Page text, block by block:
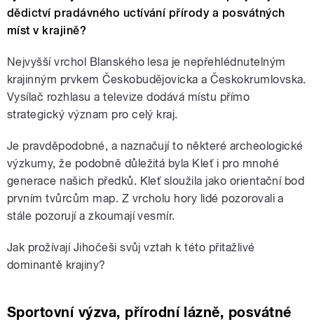
dědictví pradávného uctívání přírody a posvátných
míst v krajině?
Nejvyšší vrchol Blanského lesa je nepřehlédnutelným
krajinným prvkem Českobudějovicka a Českokrumlovska.
Vysílač rozhlasu a televize dodává místu přímo
strategický význam pro celý kraj.
Je pravděpodobné, a naznačují to některé archeologické
výzkumy, že podobně důležitá byla Kleť i pro mnohé
generace našich předků. Kleť sloužila jako orientační bod
prvním tvůrcům map. Z vrcholu hory lidé pozorovali a
stále pozorují a zkoumají vesmír.
Jak prožívají Jihočeši svůj vztah k této přitažlivé
dominantě krajiny?
Sportovní výzva, přírodní lázně, posvátné